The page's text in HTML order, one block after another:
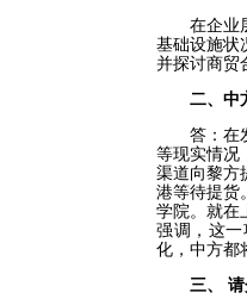
在企业层
基础设施状
并探讨商贸
二、中
答：在发
等现实情况
渠道向黎方
港等待提货
学院。就在
强调，这一
化，中方都
三、